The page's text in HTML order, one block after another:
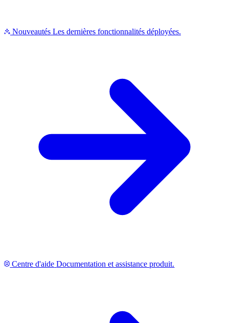
Nouveautés Les dernières fonctionnalités déployées.
Centre d'aide Documentation et assistance produit.